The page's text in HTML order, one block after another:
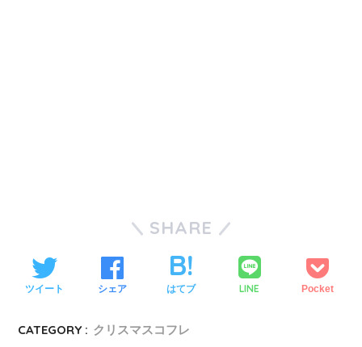
SHARE
ツイート シェア はてブ LINE Pocket
CATEGORY : クリスマスコフレ